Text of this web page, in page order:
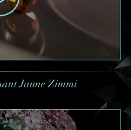
Jaune Zimmi